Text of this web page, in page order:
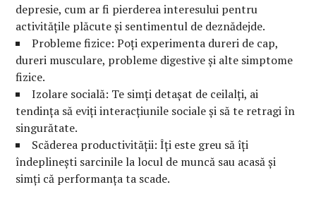
depresie, cum ar fi pierderea interesului pentru
activitățile plăcute și sentimentul de deznădejde.
Probleme fizice: Poți experimenta dureri de cap,
dureri musculare, probleme digestive și alte simptome
fizice.
Izolare socială: Te simți detașat de ceilalți, ai
tendința să eviți interacțiunile sociale și să te retragi în
singurătate.
Scăderea productivității: Îți este greu să îți
îndeplinești sarcinile la locul de muncă sau acasă și
simți că performanța ta scade.